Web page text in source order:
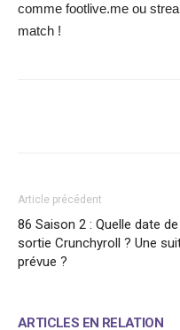
comme footlive.me ou
match !
Article précédent
86 Saison 2 : Quelle date de
sortie Crunchyroll ? Une
prévue ?
ARTICLES EN RELATION